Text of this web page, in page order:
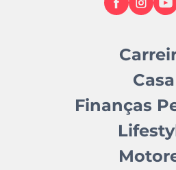
Casa
Finanças